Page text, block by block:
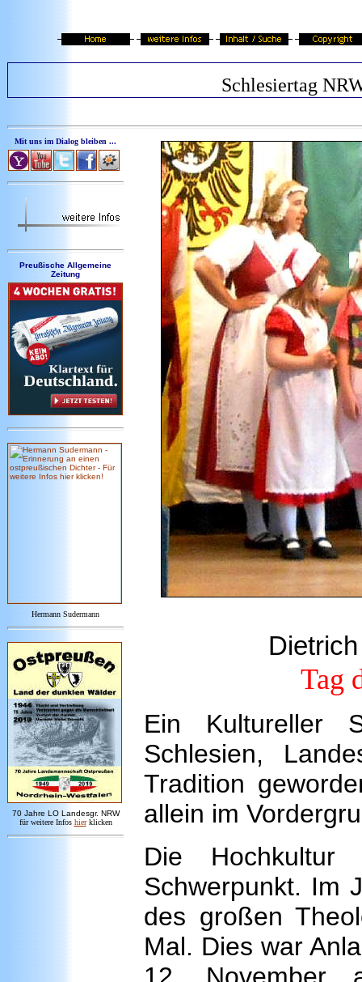
Schlesiertag
Mit uns im Dialog bleiben ...
Preußische Allgemeine
Zeitung
Hermann Sudermann
70 Jahre LO Landesgr. NRW
für weitere Infos hier klicken
Tag
Ein Kultureller
Schlesien,
Tradition
allein im
Die Hochkultur
Schwerpunkt. Im
des großen
Mal. Dies war